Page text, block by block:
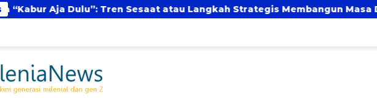
Tren Sesaat atau Langkah Strategis Membangun Masa Depan?